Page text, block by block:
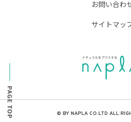
お問い合わ
サイトマッ
© BY NAPLA CO.LTD ALL